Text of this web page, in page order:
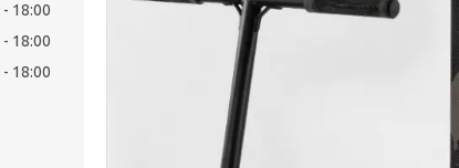
18:00
18:00
18:00